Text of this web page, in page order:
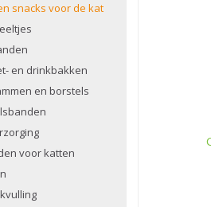
snacks voor de kat
en drinkbakken
en borstels
voor katten